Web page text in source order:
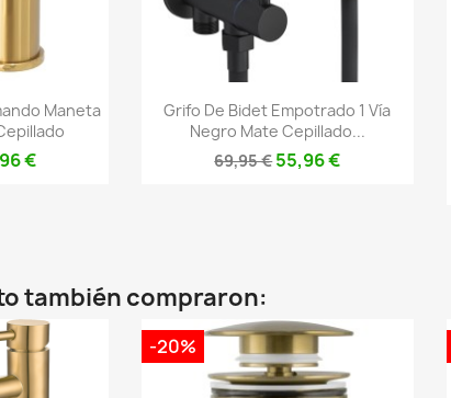
Maneta
€
Vista rápida
Grifo De Bidet Empotrado 1 Vía
Negro Mate Cepillado...
69,95 €55,96 €
también compraron:
-20%